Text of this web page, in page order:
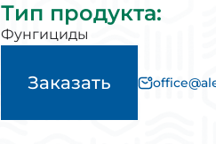
Тип продукта:
Фунгициды
Заказать